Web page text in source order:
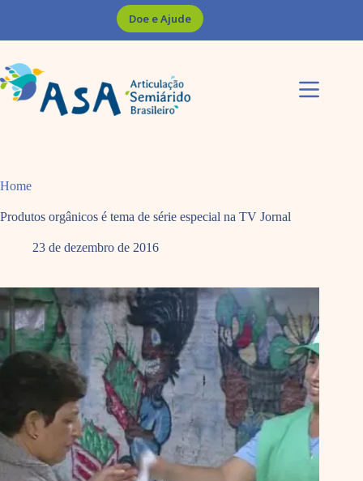
Doe e Ajude
Home
Produtos orgânicos é tema de série especial na TV Jornal
23 de dezembro de 2016